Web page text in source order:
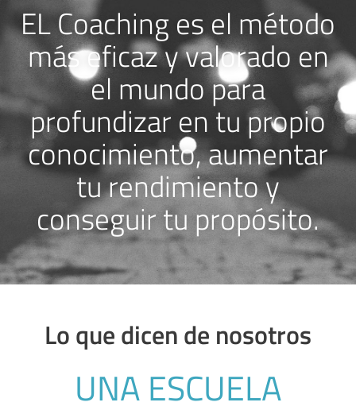
EL Coaching es el método
más eficaz y valorado en
el mundo para
profundizar en tu propio
conocimiento, aumentar
tu rendimiento y
conseguir tu propósito.
Lo que dicen de nosotros
UNA ESCUELA